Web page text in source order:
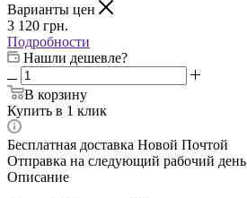
Варианты цен
3 120 грн.
Подробности
Нашли дешевле?
В корзину
Купить в 1 клик
Бесплатная доставка Новой Почтой
Отправка на следующий рабочий день
Описание